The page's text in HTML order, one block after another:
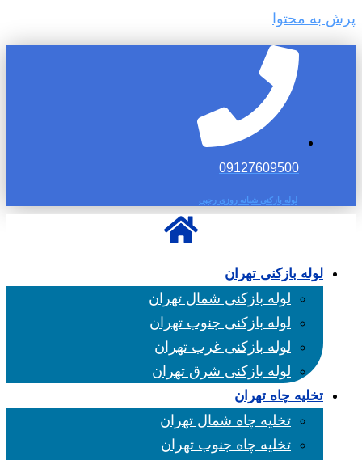
پرش به محتوا
09127609500
لوله بازکنی شبانه روزی رجبی
لوله بازکنی تهران
لوله بازکنی شمال تهران
لوله بازکنی جنوب تهران
لوله بازکنی غرب تهران
لوله بازکنی شرق تهران
تخلیه چاه تهران
تخلیه چاه شمال تهران
تخلیه چاه جنوب تهران